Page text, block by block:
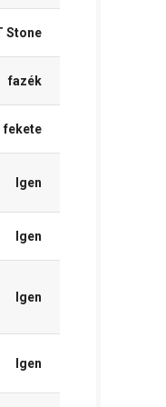
Stone
fazék
fekete
Igen
Igen
Igen
Igen